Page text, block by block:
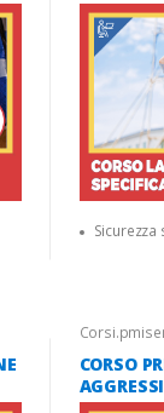
Sicurezza
CORSO
SANITARI